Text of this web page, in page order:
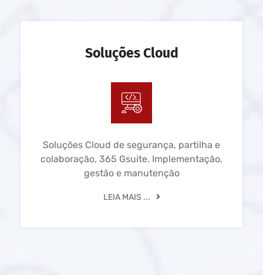
Soluções Cloud
Soluções Cloud de segurança, partilha e
colaboração, 365 Gsuite. Implementação,
gestão e manutenção
LEIA MAIS ...